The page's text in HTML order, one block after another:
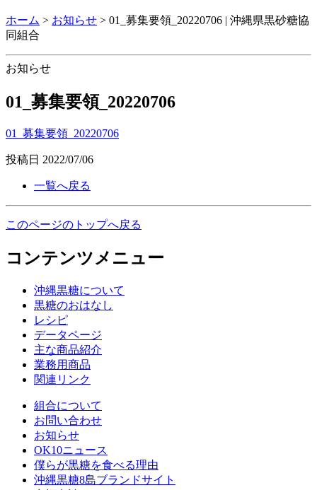
ホーム > お知らせ > 01_募集要領_20220706 | 沖縄県黒砂糖協
同組合
お知らせ
01_募集要領_20220706
01_募集要領_20220706
投稿日 2022/07/06
一覧へ戻る
このページのトップへ戻る
コンテンツメニュー
沖縄黒糖について
黒糖のおはなし
レシピ
データページ
主な商品紹介
業務用商品
関連リンク
組合について
お問い合わせ
お知らせ
OK10ニュース
僕らが黒糖を食べる理由
沖縄黒糖8島ブランドサイト